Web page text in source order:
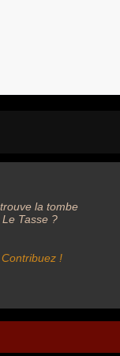
la tombe
Le Tasse ?
Contribuez !